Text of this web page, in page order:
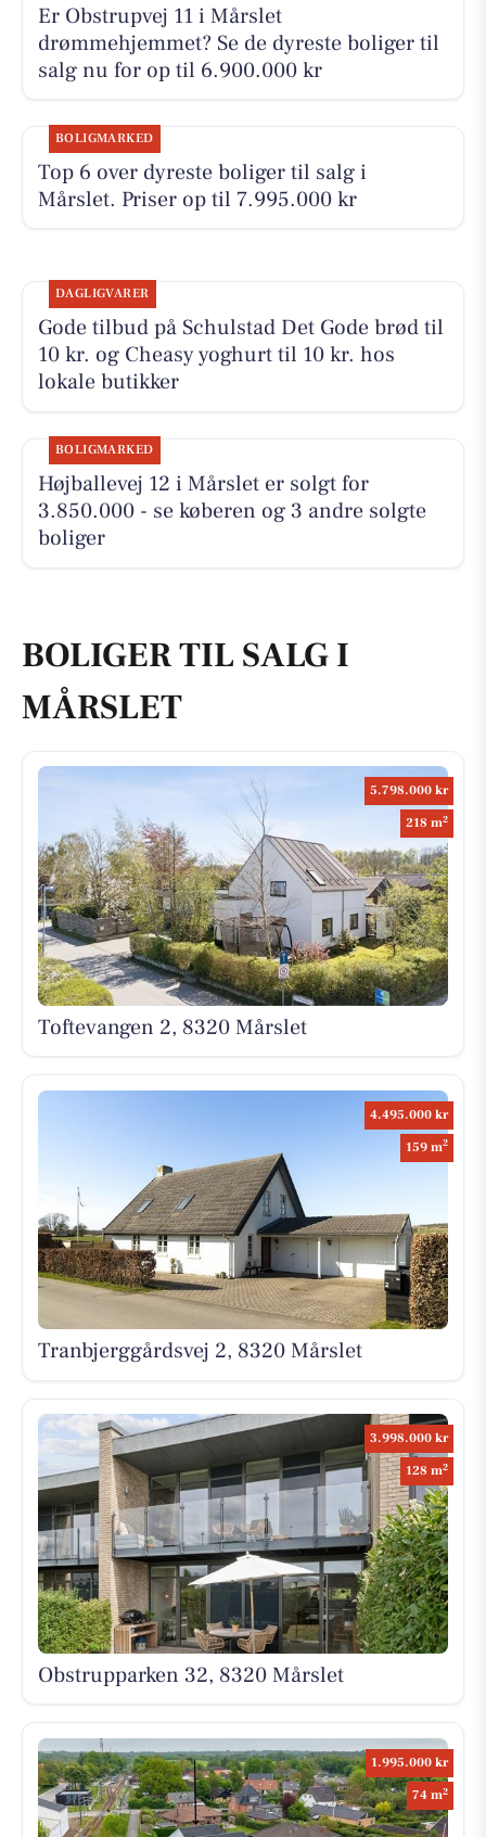
Er Obstrupvej 11 i Mårslet
drømmehjemmet? Se de dyreste boliger til
salg nu for op til 6.900.000 kr
BOLIGMARKED
Top 6 over dyreste boliger til salg i
Mårslet. Priser op til 7.995.000 kr
DAGLIGVARER
Gode tilbud på Schulstad Det Gode brød til
10 kr. og Cheasy yoghurt til 10 kr. hos
lokale butikker
BOLIGMARKED
Højballevej 12 i Mårslet er solgt for
3.850.000 - se køberen og 3 andre solgte
boliger
BOLIGER TIL SALG I
MÅRSLET
5.798.000 kr
218 m2
Toftevangen 2, 8320 Mårslet
4.495.000 kr
159 m2
Tranbjerggårdsvej 2, 8320 Mårslet
3.998.000 kr
128 m2
Obstrupparken 32, 8320 Mårslet
1.995.000 kr
74 m2